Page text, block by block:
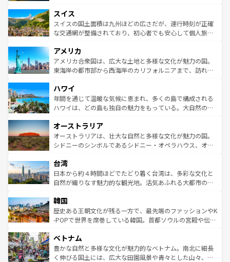
れる地方に足を運ぶとそれぞれで全く異なる文化を体験で
きるだろう。 なお、新着のフランス情報はコンテンツ一覧
を参照してほしい。
は、お酒好きな人にはぜひ体験してほしい。 なお、新着の
ドイツ情報はコンテンツ一覧を参照してほしい。
リアごとに異なる魅力がある。また、優雅なアフタヌーン
ティー、ビール好きにはたまらない英国パブ、サッカー観
戦など、本場だからこそできる体験も豊富。イギリスを旅
ンツ一覧を参照してほしい。
スイス
スイスの国土面積は九州ほどの広さだが、運行時刻が正確
な交通網が整備されており、初心者でも安心して個人旅行
の建物がそのまま残る町や、スイスならではのユニークな
博物館もあり、アルプス観光だけでなく町歩きも満喫する
ことができる。国民の所得が高いため物価も高いが、旅行
ば市内交通費無料で観光を楽しむこともできる。 なお、新
着のスイス情報はコンテンツ一覧 を参照してほしい。
アメリカ
アメリカ合衆国は、広大な土地と多様な文化が魅力の国。
東海岸の都市部から西海岸のカリフォルニアまで、訪れる
のような巨大都市は、観光、ショッピング、エンターテイ
ンメントが詰まった刺激的なスポットだ。一方、アメリカ
西部には大自然が広がり、グランドキャニオンやイエロー
部のニューオーリンズでは、音楽と美食が融合した独特の
文化が魅力。旅行者はアメリカの各地域で異なる魅力を楽
しみながら、その多様性と豊かな歴史を感じることができ
ならではの贅沢な旅のスタイルだ。 なお、新着のアメリカ
情報はコンテンツ一覧を参照してほしい。
ハワイ
年間を通じて温暖な気候に恵まれ、多くの島で構成される
ハワイは、どの島も独自の魅力をもっている。大自然の神
ワイ島は見逃せない。また、定番の観光地といえばオアフ
島だが、静かな自然を求めるならマウイ島やカウアイ島が
おすすめ。エメラルドグリーンに輝く海をはじめ、豊かな
れるおもてなしの心で訪れる人々を迎えてくれるハワイの
人々、おいしいローカルフードやハワイアンミュージッ
ク、伝統的なフラダンスなど、すべてがハワイの魅力を彩
ワイを、存分に味わってほしい。 なお、新着のハワイ情報
はコンテンツ一覧を参照してほしい。
オーストラリア
オーストラリアは、壮大な自然と多様な文化が魅力の国。
シドニーのシンボルであるシドニー・オペラハウス、オー
リアリーフや大陸中央部にそびえるウルル（エアーズロッ
ク）、タスマニアの美しい原生林やケアンズの熱帯雨林な
ど、見どころがたくさん。また、カフェやワイン、オージ
いる。アクティビティも充実しており、サーフィンやダイ
ビング、ハイキングなど、アウトドア好きにはたまらな
い。オーストラリアの多彩な魅力を存分に味わいつくそ
参照してほしい。
台湾
日本から約４時間ほどでたどり着く台湾は、多彩な文化と
自然が織りなす魅力的な観光地。活気あふれる大都市の台
ン）、静ひつな山岳地帯である台湾東部など、都市の喧騒
と山間の静けさが共存しており、訪れる人に新しい発見と
驚きをもたらしてくれる。また、奥深い台湾の食文化も魅
容にもいいと評判のスイーツなど、バラエティ豊かな料理
が味わえる。 なお、新着の台湾情報は コンテンツ一覧を参
照してほしい。
韓国
歴史ある王朝文化が残る一方で、最先端のファッションやK
-POPで世界を席巻している韓国。首都ソウルの宮殿や伝統
き、地方に足を延ばせば四季折々の自然美を楽しむことが
できる。そして、キムチや焼肉、絶品のストリートフード
まで、さまざまな韓国料理が待っている。夜には、韓国な
ベトナム
豊かな自然と多様な文化が魅力的なベトナム。南北に細長
く伸びる国土には、広大な田園風景や青々とした山々、世